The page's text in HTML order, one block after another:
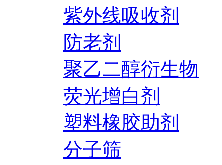
紫外线吸收剂
防老剂
聚乙二醇衍生物
荧光增白剂
塑料橡胶助剂
分子筛